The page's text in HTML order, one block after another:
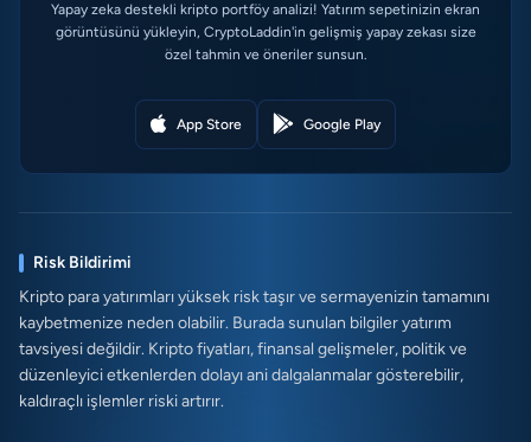
Yapay zeka destekli kripto portföy analizi! Yatırım sepetinizin ekran
görüntüsünü yükleyin, CryptoLaddin'in gelişmiş yapay zekası size
özel tahmin ve öneriler sunsun.
App Store Google Play
Risk Bildirimi
Kripto para yatırımları yüksek risk taşır ve sermayenizin tamamını
kaybetmenize neden olabilir. Burada sunulan bilgiler yatırım
tavsiyesi değildir. Kripto fiyatları, finansal gelişmeler, politik ve
düzenleyici etkenlerden dolayı ani dalgalanmalar gösterebilir,
kaldıraçlı işlemler riski artırır.